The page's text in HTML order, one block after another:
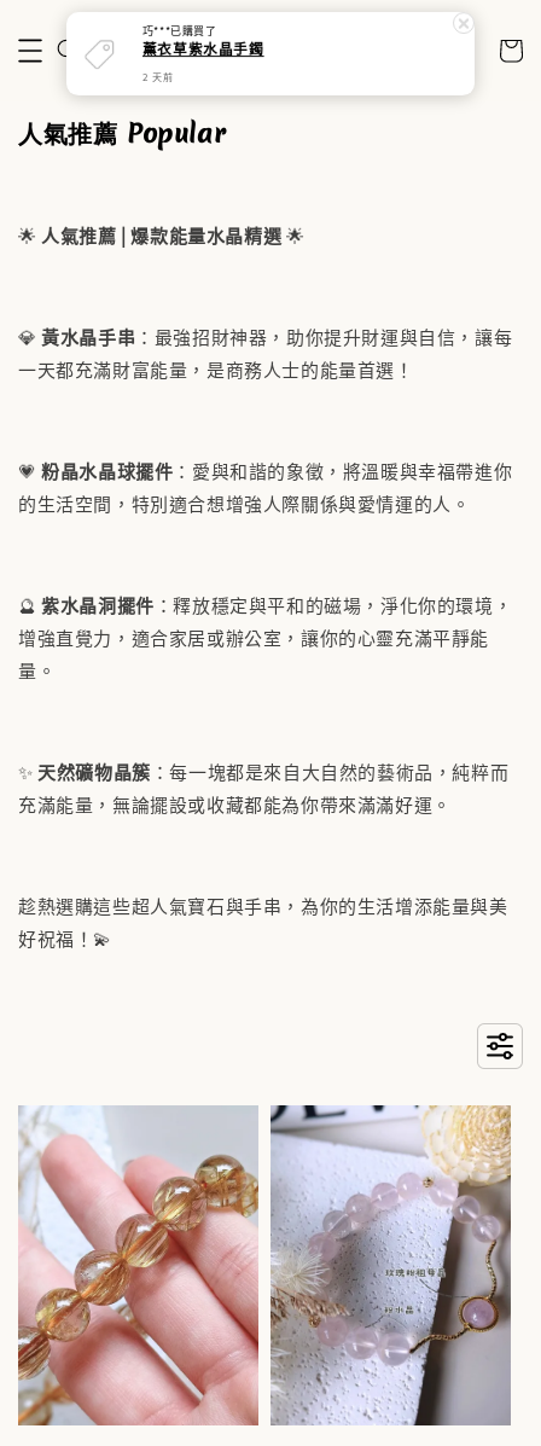
人氣推薦 Popular
🌟 人氣推薦 | 爆款能量水晶精選🌟
💎黃水晶手串 ：最強招財神器，助你提升財運與自信，讓每
一天都充滿財富能量，是商務人士的能量首選！
💗粉晶水晶球擺件 ：愛與和諧的象徵，將溫暖與幸福帶進你
的生活空間，特別適合想增強人際關係與愛情運的人。
🔮紫水晶洞擺件 ：釋放穩定與平和的磁場，淨化你的環境，
增強直覺力，適合家居或辦公室，讓你的心靈充滿平靜能
量。
✨ 天然礦物晶簇 ：每一塊都是來自大自然的藝術品，純粹而
充滿能量，無論擺設或收藏都能為你帶來滿滿好運。
趁熱選購這些超人氣寶石與手串，為你的生活增添能量與美
好祝福！💫
巧***已購買了
薰衣草紫水晶手鐲
2 天前